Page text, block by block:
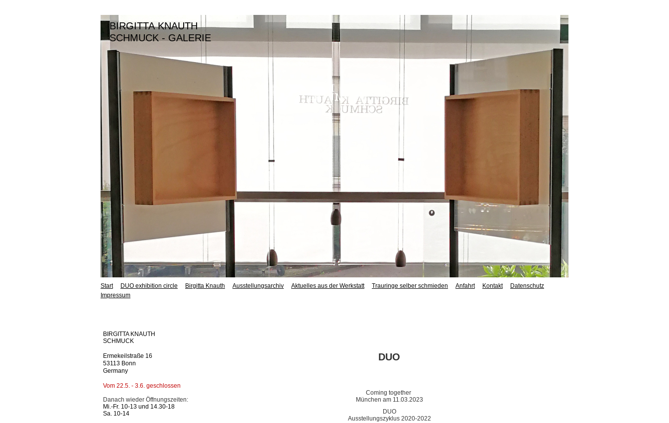
BIRGITTA KNAUTH
SCHMUCK - GALERIE
Start DUO exhibition circle Birgitta Knauth Ausstellungsarchiv Aktuelles aus der Werkstatt Trauringe selber schmieden Anfahrt Kontakt
Datenschutz
Impressum
DUO
Coming together
München am 11.03.2023
DUO
Ausstellungszyklus 2020-2022
BIRGITTA KNAUTH
SCHMUCK
Ermekei lstraße 16
53113 Bonn
Germany
Vom 22.5. - 3.6. geschlossen
Danach wieder Öffnungszeiten:
Mi.-Fr. 10-13 und 14.30-18
Sa. 10-14